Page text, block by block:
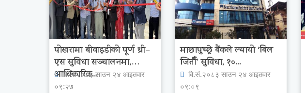
पोखरामा बीवाइडीको पूर्ण थ्री–
एस सुविधा सञ्चालनमा,
आधिकारिक...
वि.सं.२०८३ साउन २४ आइतवार
०९:२७
माछापुच्छ्रे बैंकले ल्यायो ‘बिल
जितौँ’ सुविधा, १०...
वि.सं.२०८३ साउन २४ आइतवार
०९:०९